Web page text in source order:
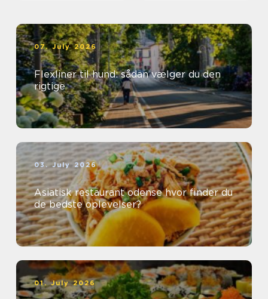
07. July 2026
Flexliner til hund: sådan vælger du den
rigtige
03. July 2026
Asiatisk restaurant odense hvor finder du
de bedste oplevelser?
01. July 2026